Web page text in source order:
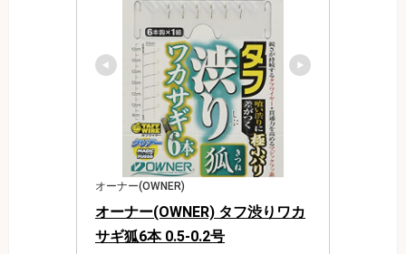
オーナー(OWNER)
オーナー(OWNER) タフ渋りワカ
サギ狐6本 0.5-0.2号